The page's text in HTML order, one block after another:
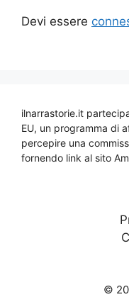
Devi essere
ilnarrastorie.it
EU, un programma di
percepire una
fornendo link al sito
©